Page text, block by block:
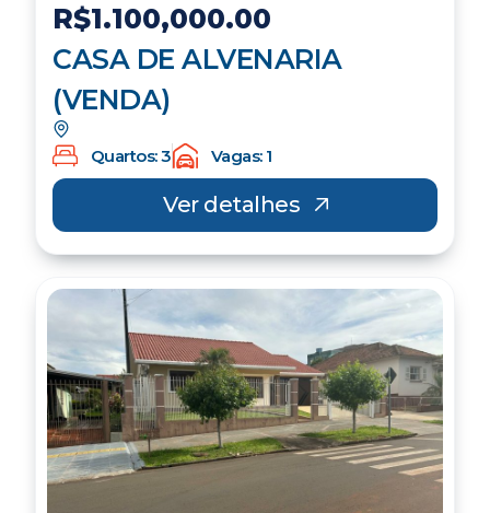
R$1.100,000.00
CASA DE ALVENARIA
(VENDA)
Quartos: 3 Vagas: 1
Ver detalhes